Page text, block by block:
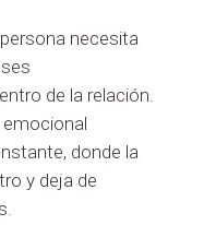
necesita
de la relación.
emocional
donde la
y deja de